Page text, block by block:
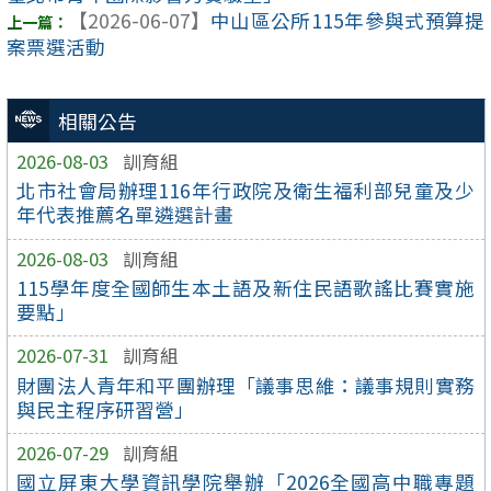
相關公告
2026-08-03 訓育組
北市社會局辦理116年行政院及衛生福利部兒童及少
年代表推薦名單遴選計畫
2026-08-03 訓育組
115學年度全國師生本土語及新住民語歌謠比賽實施
要點」
2026-07-31 訓育組
財團法人青年和平團辦理「議事思維：議事規則實務
與民主程序研習營」
2026-07-29 訓育組
國立屏東大學資訊學院舉辦「2026全國高中職專題
【2026-06-07】 中山區公所115年參與式預算提
案票選活動